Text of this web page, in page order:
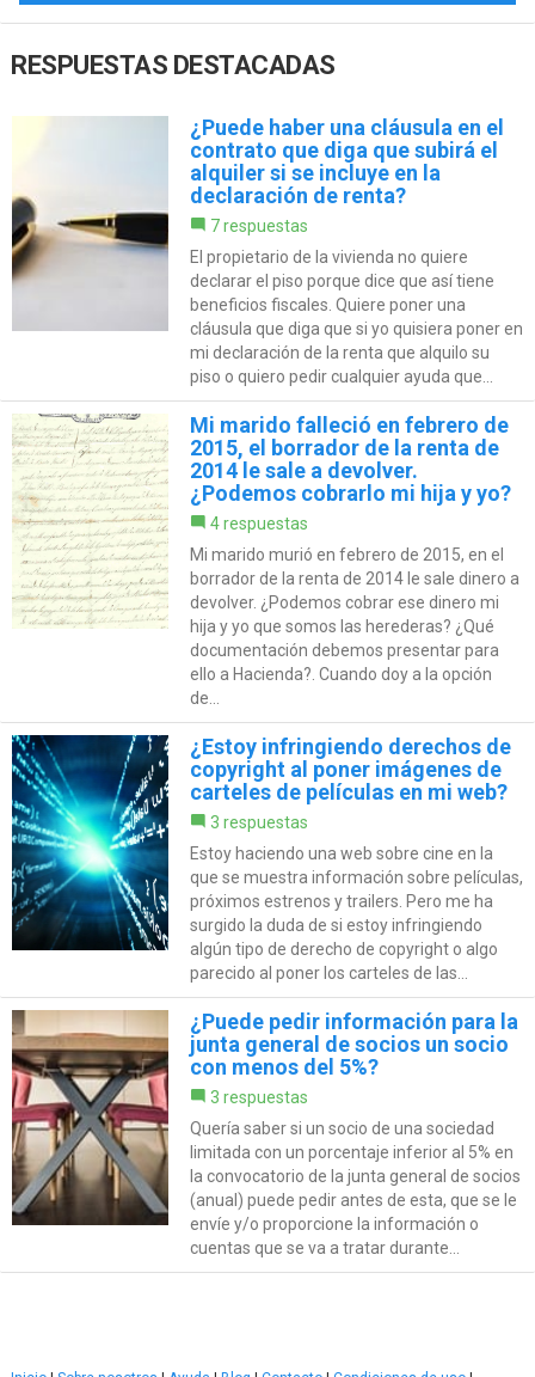
RESPUESTAS DESTACADAS
¿Puede haber una cláusula en el
contrato que diga que subirá el
alquiler si se incluye en la
declaración de renta?
7 respuestas
El propietario de la vivienda no quiere
declarar el piso porque dice que así tiene
beneficios fiscales. Quiere poner una
cláusula que diga que si yo quisiera poner en
mi declaración de la renta que alquilo su
piso o quiero pedir cualquier ayuda que...
Mi marido falleció en febrero de
2015, el borrador de la renta de
2014 le sale a devolver.
¿Podemos cobrarlo mi hija y yo?
4 respuestas
Mi marido murió en febrero de 2015, en el
borrador de la renta de 2014 le sale dinero a
devolver. ¿Podemos cobrar ese dinero mi
hija y yo que somos las herederas? ¿Qué
documentación debemos presentar para
ello a Hacienda?. Cuando doy a la opción
de...
¿Estoy infringiendo derechos de
copyright al poner imágenes de
carteles de películas en mi web?
3 respuestas
Estoy haciendo una web sobre cine en la
que se muestra información sobre películas,
próximos estrenos y trailers. Pero me ha
surgido la duda de si estoy infringiendo
algún tipo de derecho de copyright o algo
parecido al poner los carteles de las...
¿Puede pedir información para la
junta general de socios un socio
con menos del 5%?
3 respuestas
Quería saber si un socio de una sociedad
limitada con un porcentaje inferior al 5% en
la convocatorio de la junta general de socios
(anual) puede pedir antes de esta, que se le
envíe y/o proporcione la información o
cuentas que se va a tratar durante...